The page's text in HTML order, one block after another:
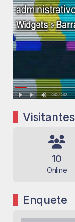
Visitantes
10
Online
Enquete